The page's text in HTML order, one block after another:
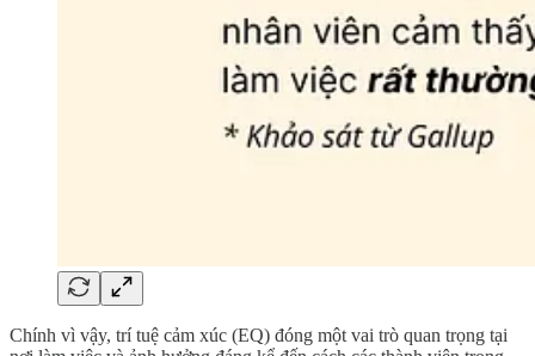
Chính vì vậy, trí tuệ cảm xúc (EQ) đóng một vai trò quan trọng tại